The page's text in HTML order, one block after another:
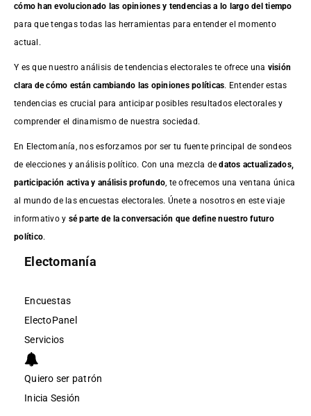
cómo han evolucionado las opiniones y tendencias a lo largo del tiempo
para que tengas todas las herramientas para entender el momento
actual.
Y es que nuestro análisis de tendencias electorales te ofrece una visión
clara de cómo están cambiando las opiniones políticas. Entender estas
tendencias es crucial para anticipar posibles resultados electorales y
comprender el dinamismo de nuestra sociedad.
En Electomanía, nos esforzamos por ser tu fuente principal de sondeos
de elecciones y análisis político. Con una mezcla dedatos actualizados,
participación activa y análisis profundo , te ofrecemos una ventana única
al mundo de las encuestas electorales. Únete a nosotros en este viaje
informativo y sé parte de la conversación que define nuestro futuro
político.
Electomanía
Encuestas
ElectoPanel
Servicios
Quiero ser patrón
Inicia Sesión